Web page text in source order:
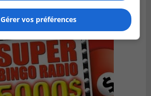
Gérer vos préférences